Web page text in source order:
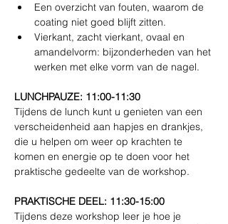
Een overzicht van fouten, waarom de
coating niet goed blijft zitten.
Vierkant, zacht vierkant, ovaal en
amandelvorm: bijzonderheden van het
werken met elke vorm van de nagel.
LUNCHPAUZE: 11:00-11:30
Tijdens de lunch kunt u genieten van een
verscheidenheid aan hapjes en drankjes,
die u helpen om weer op krachten te
komen en energie op te doen voor het
praktische gedeelte van de workshop.
PRAKTISCHE DEEL: 11:30-15:00
Tijdens deze workshop leer je hoe je